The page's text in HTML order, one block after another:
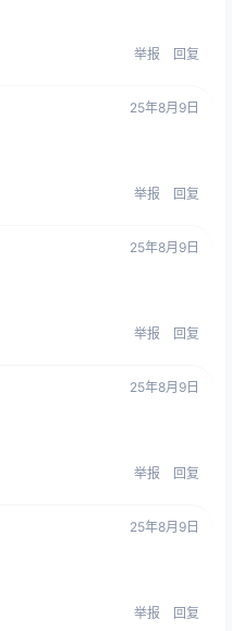
举报 回复
25年8月9日
举报 回复
25年8月9日
举报 回复
25年8月9日
举报 回复
25年8月9日
举报 回复